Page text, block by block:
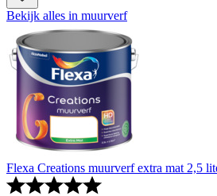
Bekijk alles in muurverf
Flexa Creations muurverf extra mat 2,5